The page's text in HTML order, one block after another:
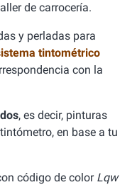
de carrocería.
y perladas para
tintométrico
con la
, es decir, pinturas
en base a tu
código de color Lqw